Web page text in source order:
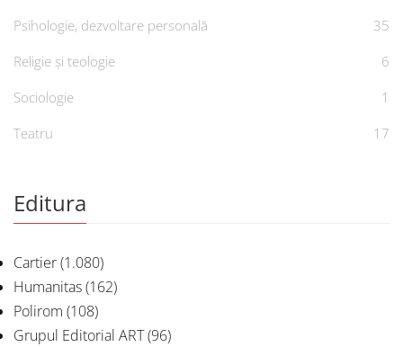
Psihologie, dezvoltare personală
35
Religie și teologie
6
Sociologie
1
Teatru
17
Editura
Cartier(1.080)
Humanitas(162)
Polirom (108)
Grupul Editorial ART(96)